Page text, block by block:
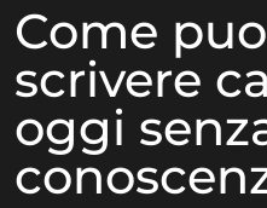
Come
scrivere
oggi